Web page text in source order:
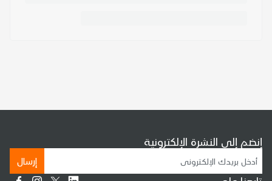
إنضم إلى النشرة الإلكترونية
إرسال